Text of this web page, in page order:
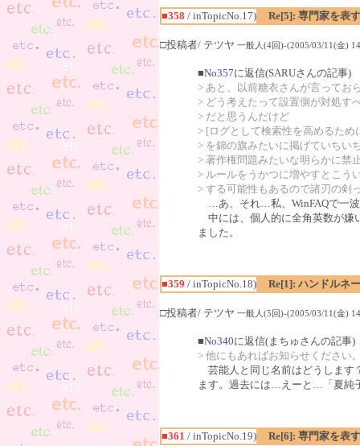
■358 / inTopicNo.17) Re[5]: 専門家を表
□投稿者/ テツヤ 一般人(4回)-(2005/03/11(金)
■No357に返信(SARUさんの記事)
> あと、以前糖衣さんが言ってお
> どう考えたって設置側が対処す
> だと思うんだけど
> [ログとして検索性を高めるた
> を錦の旗みたいに掲げていちい
> 著作権問題みたいな明らかに禁
> ルールをうかつに増やすとこう
> する可能性もあるので諸刃の剣
…あ、それ…私、WinFAQで一波
中には、個人的に全角英数が嫌
ました。
■359 / inTopicNo.18) Re[1]: ハンドルネ
□投稿者/ テツヤ 一般人(5回)-(2005/03/11(金)
■No340に返信(まちゅさんの記事)
> 他にもあればお知らせください
芸能人と同じ名前はどうします
ます。過去には…えーと…「夏純
■361 / inTopicNo.19) Re[6]: 専門家を表